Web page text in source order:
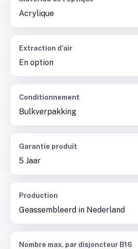
Acrylique
Extraction d'air
En option
Conditionnement
Bulkverpakking
Garantie produit
5 Jaar
Production
Geassembleerd in Nederland
Nombre max. par disjoncteur B16